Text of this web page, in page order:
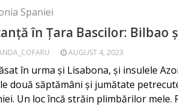
Spaniei
în Ţara Bascilor: Bilbao
AUGUST 4, 2023
în urma și Lisabona, și insulele
două săptămâni și jumătate
Un loc încă străin plimbărilor mele.